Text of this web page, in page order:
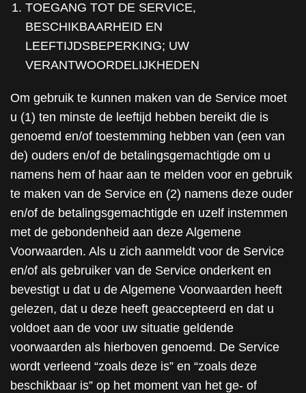
TOEGANG TOT DE SERVICE,
BESCHIKBAARHEID EN
LEEFTIJDSBEPERKING; UW
VERANTWOORDELIJKHEDEN
Om gebruik te kunnen maken van de Service moet
u (1) ten minste de leeftijd hebben bereikt die is
genoemd en/of toestemming hebben van (een van
de) ouders en/of de betalingsgemachtigde om u
namens hem of haar aan te melden voor en gebruik
te maken van de Service en (2) namens deze ouder
en/of de betalingsgemachtigde en uzelf instemmen
met de gebondenheid aan deze Algemene
Voorwaarden. Als u zich aanmeldt voor de Service
en/of als gebruiker van de Service onderkent en
bevestigt u dat u de Algemene Voorwaarden heeft
gelezen, dat u deze heeft geaccepteerd en dat u
voldoet aan de voor uw situatie geldende
voorwaarden als hierboven genoemd. De Service
wordt verleend “zoals deze is” en “zoals deze
beschikbaar is” op het moment van het ge- of